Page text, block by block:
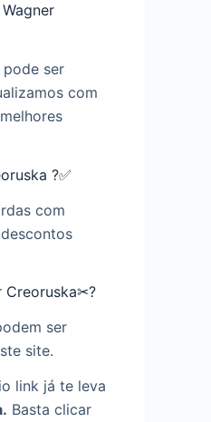
ser
com
?✅
com
Creoruska✂?
ser
site.
link já te leva
Basta clicar